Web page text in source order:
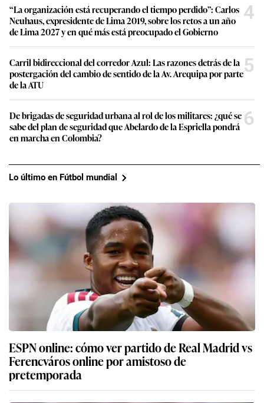
“La organización está recuperando el tiempo perdido”: Carlos
Neuhaus, expresidente de Lima 2019, sobre los retos a un año
de Lima 2027 y en qué más está preocupado el Gobierno
4
Carril bidireccional del corredor Azul: Las razones detrás de la
postergación del cambio de sentido de la Av. Arequipa por parte
de la ATU
5
De brigadas de seguridad urbana al rol de los militares: ¿qué se
sabe del plan de seguridad que Abelardo de la Espriella pondrá
en marcha en Colombia?
6
Lo último en Fútbol mundial
ESPN online: cómo ver partido de Real Madrid vs
Ferencváros online por amistoso de
pretemporada